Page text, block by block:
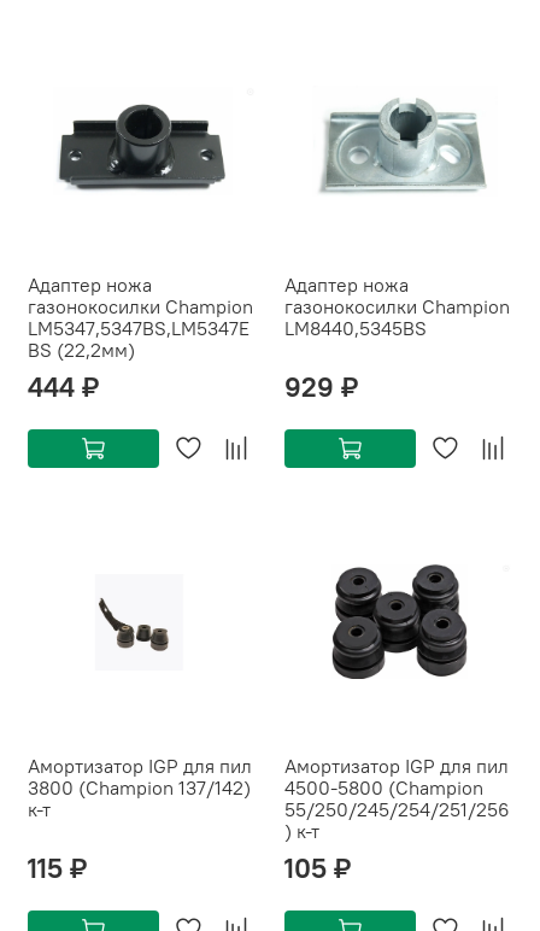
Адаптер ножа
газонокосилки Champion
LM5347,5347BS,LM5347E
BS (22,2мм)
444 ₽
Адаптер ножа
газонокосилки Champion
LM8440,5345BS
929 ₽
Амортизатор IGP для пил
3800 (Champion 137/142)
к-т
115 ₽
Амортизатор IGP для пил
4500-5800 (Champion
55/250/245/254/251/256
) к-т
105 ₽